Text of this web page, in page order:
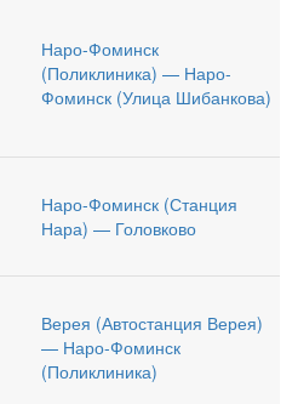
Наро-Фоминск
(Поликлиника) — Наро-
Фоминск (Улица Шибанкова)
Наро-Фоминск (Станция
Нара) — Головково
Верея (Автостанция Верея)
— Наро-Фоминск
(Поликлиника)